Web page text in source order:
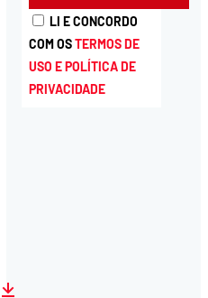
LI E CONCORDO
COM OSTERMOS DE
USO E POLÍTICA DE
PRIVACIDADE